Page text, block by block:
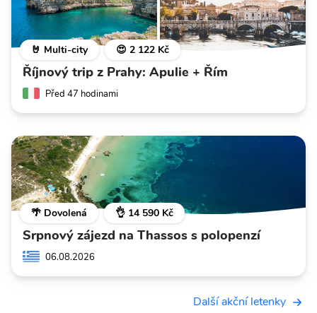
🤘 Multi-city 😍 2 122 Kč
Říjnový trip z Prahy: Apulie + Řím
Před 47 hodinami
🌴 Dovolená 👌 14 590 Kč
Srpnový zájezd na Thassos s polopenzí
06.08.2026
Další akční letenky